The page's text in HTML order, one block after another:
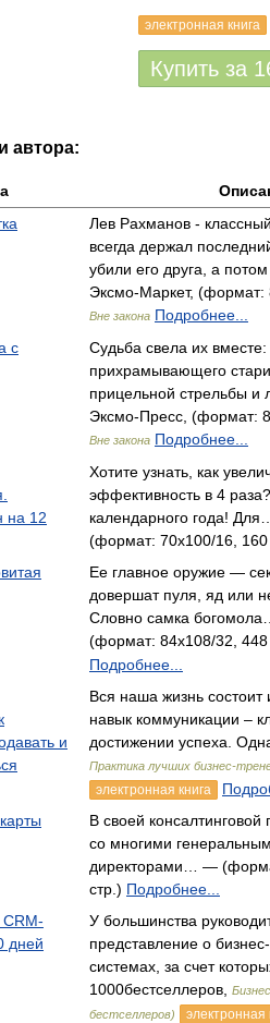
электронная книга
Купить за
автора:
Лев Рахманов -
всегда держал
убили его друга, а
Эксмо-Маркет, (формат:
Вне закона Подробнее...
с
Судьба свела их вместе:
прихрамывающего
прицельной стрельбы
Эксмо-Пресс, (формат:
Вне закона Подробнее...
на 12
Хотите узнать, как
эффективность в 4
календарного года!
(формат: 70x100/16, 160
Ее главное оружие —
довершат пуля, яд или
Словно самка
(формат: 84x108/32, 448
Подробнее...
и
Вся наша жизнь
навык коммуникации –
достижении успеха.
Практика лучших бизнес-
электронная книга
В своей консалтинговой
со многими
директорами… —
стр.) Подробнее...
CRM-
дней
У большинства
представление о
системах, за счет
1000бестселлеров,
бестселлеров)
электронная